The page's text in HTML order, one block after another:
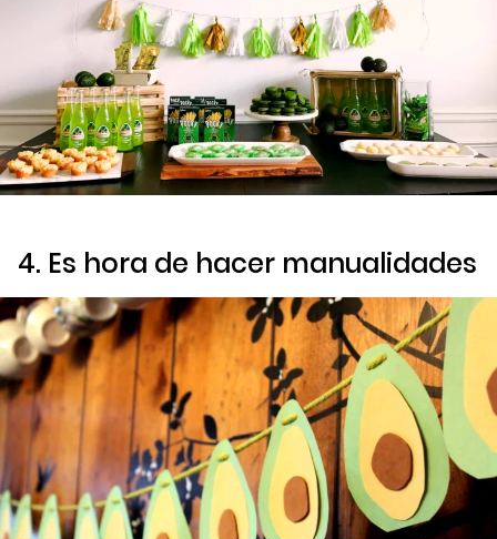
4. Es hora de hacer manualidades